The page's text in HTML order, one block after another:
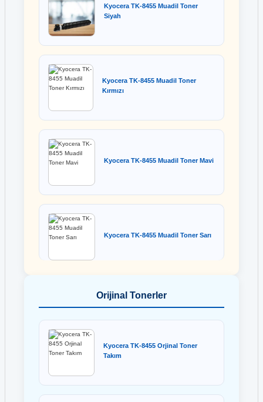
Kyocera TK-8455 Muadil Toner
Siyah
Kyocera TK-8455 Muadil Toner
Kırmızı
Kyocera TK-8455 Muadil Toner Mavi
Kyocera TK-8455 Muadil Toner Sarı
Orijinal Tonerler
Kyocera TK-8455 Orjinal Toner
Takım